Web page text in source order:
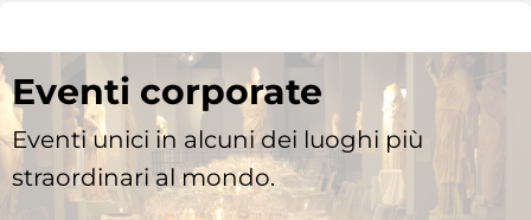
Eventi corporate
Eventi unici in alcuni dei luoghi più
straordinari al mondo.